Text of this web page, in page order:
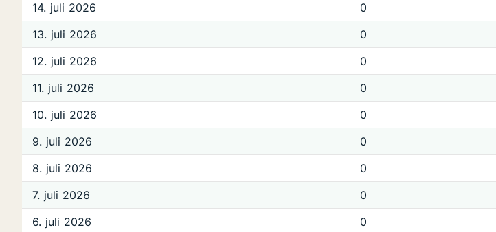
14. juli 2026
0
13. juli 2026
0
12. juli 2026
0
11. juli 2026
0
10. juli 2026
0
9. juli 2026
0
8. juli 2026
0
7. juli 2026
0
6. juli 2026
0